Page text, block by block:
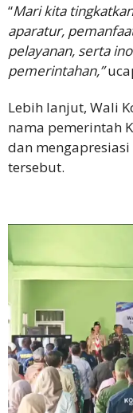
“Mari kita
aparatur,
pelayanan, serta
pemerintahan,”
Lebih lanjut, Wali
nama pemerintah
dan
tersebut.